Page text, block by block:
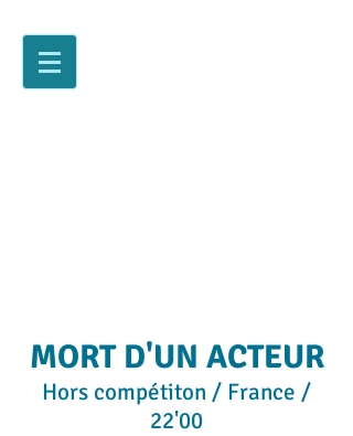
MORT D'UN ACTEUR
Hors compétiton / France /
22'00